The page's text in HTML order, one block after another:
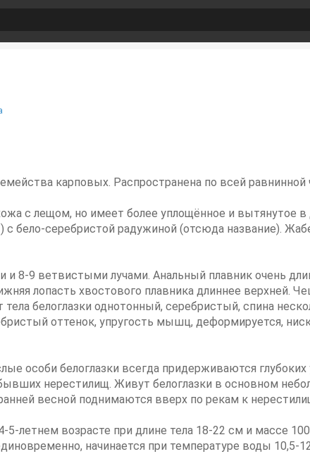
карповых. Распространена по всей
с лещом, но имеет более уплощённое и вытянутое в
с бело-серебристой радужиной (отсюда название).
и 8-9 ветвистыми лучами. Анальный плавник очень
лопасть хвостового плавника длиннее верхней.
белоглазки однотонный, серебристый, спина
оттенок, упругость мышц, деформируется,
особи белоглазки всегда придерживаются
нерестилищ. Живут белоглазки в основном
весной поднимаются вверх по рекам к
5-летнем возрасте при длине тела 18-22 см и массе
начинается при температуре воды 10,5-